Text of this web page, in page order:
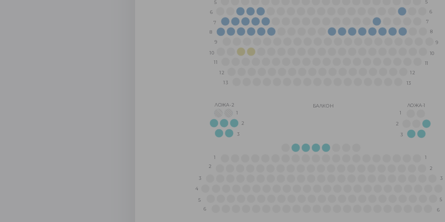
13
13
6
5
3
2
1
6
5
4
3
2
1
6
5
12
11
10
9
8
7
6
5
12
11
10
9
8
7
3
2
1
3
2
1
БАЛКОН ЛОЖА-1
ЛОЖА-2